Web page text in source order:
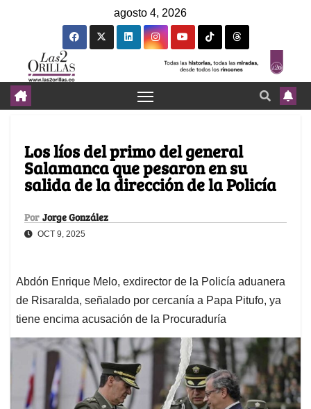
agosto 4, 2026
Los líos del primo del general
Salamanca que pesaron en su
salida de la dirección de la Policía
Por Jorge González
OCT 9, 2025
Abdón Enrique Melo, exdirector de la Policía aduanera
de Risaralda, señalado por cercanía a Papa Pitufo, ya
tiene encima acusación de la Procuraduría